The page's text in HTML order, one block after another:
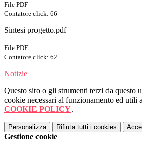
File PDF
Contatore click: 66
Sintesi progetto.pdf
File PDF
Contatore click: 62
Notizie
Questo sito o gli strumenti terzi da questo
cookie necessari al funzionamento ed utili
COOKIE POLICY.
Personalizza Rifiuta tutti i cookies
Gestione cookie